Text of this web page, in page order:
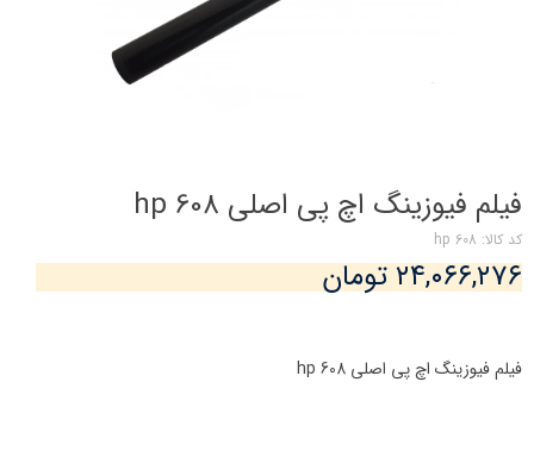
فیلم فیوزینگ اچ پی اصلی hp 608
کد کالا: hp 608
۲۴,۰۶۶,۲۷۶ تومان
فیلم فیوزینگ اچ پی اصلی hp 608